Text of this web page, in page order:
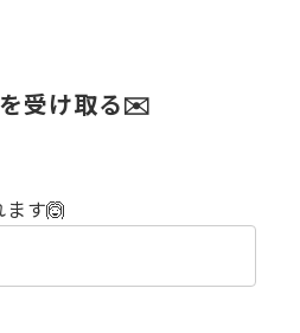
受け取る✉️
す🙆